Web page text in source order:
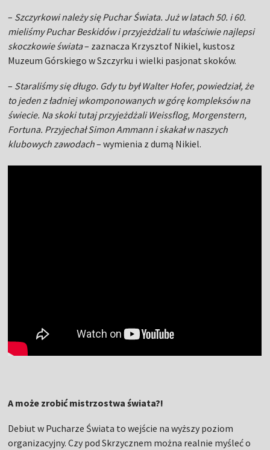
– Szczyrkowi należy się Puchar Świata. Już w latach 50. i 60.
mieliśmy Puchar Beskidów i przyjeżdżali tu właściwie najlepsi
skoczkowie świata– zaznacza Krzysztof Nikiel, kustosz
Muzeum Górskiego w Szczyrku i wielki pasjonat skoków.
– Staraliśmy się długo. Gdy tu był Walter Hofer, powiedział, że
to jeden z ładniej wkomponowanych w górę kompleksów na
świecie. Na skoki tutaj przyjeżdżali Weissflog, Morgenstern,
Fortuna. Przyjechał Simon Ammann i skakał w naszych
klubowych zawodach– wymienia z dumą Nikiel.
A może zrobić mistrzostwa świata?!
Debiut w Pucharze Świata to wejście na wyższy poziom
organizacyjny. Czy pod Skrzycznem można realnie myśleć o